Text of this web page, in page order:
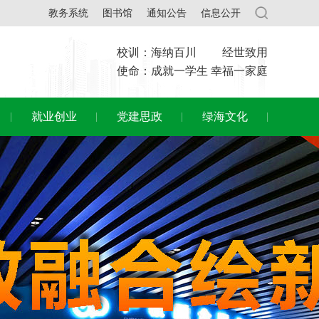
教务系统 图书馆 通知公告 信息公开
校训：海纳百川 经世致用
使命：成就一学生 幸福一家庭
就业创业 党建思政 绿海文化